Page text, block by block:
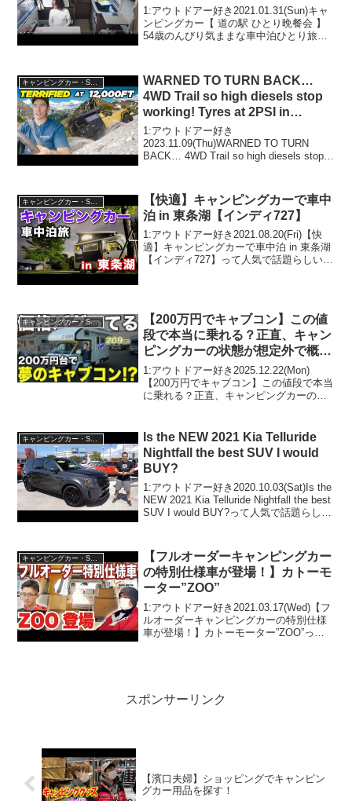
1:アウトドアー好き2021.01.31(Sun)キャ
ンピングカー【 道の駅 ひとり晩餐会 】
54歳のんびり気ままな車中泊ひとり旅っ
2021.01.31(Sun)この動画は注目です！...
WARNED TO TURN BACK…
4WD Trail so high diesels stop
working! Tyres at 2PSI in
Colorado
1:アウトドアー好き
2023.11.09(Thu)WARNED TO TURN
BACK… 4WD Trail so high diesels stop
キャンピングカー・SUV人気車種
【快適】キャンピングカーで車中
泊 in 東条湖【インディ727】
1:アウトドアー好き2021.08.20(Fri)【快
適】キャンピングカーで車中泊 in 東条湖
【インディ727】って人気で話題らしい
キャンピングカー・SUV人気車種
【200万円でキャブコン】この値
段で本当に乗れる？正直、キャン
ピングカーの状態が想定外で概念
崩壊です。
1:アウトドアー好き2025.12.22(Mon)
【200万円でキャブコン】この値段で本当
に乗れる？正直、キャンピングカーの状
トドアー好き2025.12.22(Mon...
Is the NEW 2021 Kia Telluride
Nightfall the best SUV I would
BUY?
1:アウトドアー好き2020.10.03(Sat)Is the
NEW 2021 Kia Telluride Nightfall the best
SUV I would BUY?って人気で話題らしい
キャンピングカー・SUV人気車種
【フルオーダーキャンピングカー
の特別仕様車が登場！】カトーモ
ーター”ZOO”
1:アウトドアー好き2021.03.17(Wed)【フ
ルオーダーキャンピングカーの特別仕様
車が登場！】カトーモーター”ZOO”って
スポンサーリンク
【濱口夫婦】ショッピングでキャンピン
グカー用品を探す！